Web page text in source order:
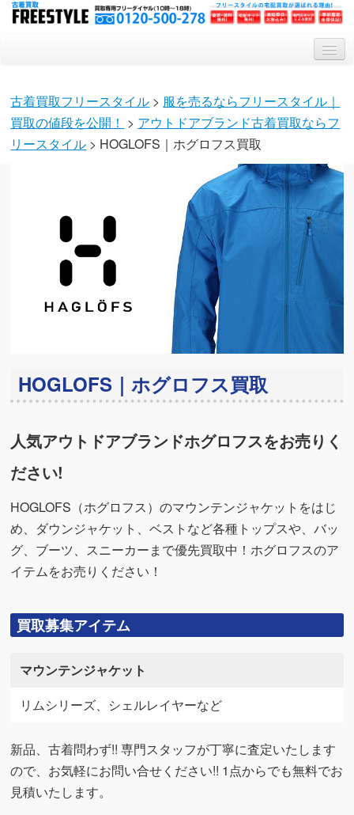
買取システム
買取対象アイテム
特集記事
古着買取フリースタイル > 服を売るならフリースタイル｜
買取の値段を公開！ > アウトドアブランド古着買取ならフ
リースタイル > HOGLOFS｜ホグロフス買取
HOGLOFS｜ホグロフス買取
人気アウトドアブランドホグロフスをお売りく
ださい!
HOGLOFS（ホグロフス）のマウンテンジャケットをはじ
め、ダウンジャケット、ベストなど各種トップスや、バッ
グ、ブーツ、スニーカーまで優先買取中！ホグロフスのア
イテムをお売りください！
買取募集アイテム
マウンテンジャケット
リムシリーズ、シェルレイヤーなど
新品、古着問わず!! 専門スタッフが丁寧に査定いたします
ので、お気軽にお問い合せください!! 1点からでも無料でお
見積いたします。